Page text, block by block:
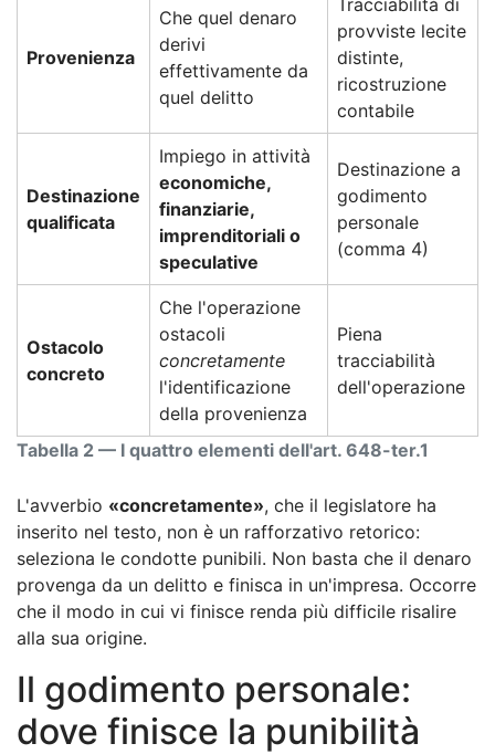
Tabella 2 — I quattro elementi dell'art. 648-ter.1
Provenienza
Che quel denaro
derivi
effettivamente da
quel delitto
provviste lecite
distinte,
ricostruzione
contabile
Destinazione
qualificata
Impiego in attività
economiche,
finanziarie,
imprenditoriali o
speculative
Destinazione a
godimento
personale
(comma 4)
Ostacolo
concreto
Che l'operazione
ostacoli
concretamente
l'identificazione
della provenienza
Piena
tracciabilità
dell'operazione
L'avverbio «concretamente», che il legislatore ha
inserito nel testo, non è un rafforzativo retorico:
seleziona le condotte punibili. Non basta che il denaro
provenga da un delitto e finisca in un'impresa. Occorre
che il modo in cui vi finisce renda più difficile risalire
alla sua origine.
Il godimento personale:
dove finisce la punibilità